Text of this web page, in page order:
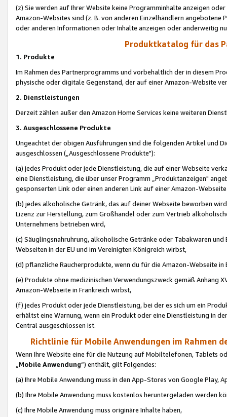
(z) Sie werden auf Ihrer Website keine Programminhalte anzeigen
Amazon-Websites sind (z. B. von anderen Einzelhändlern
oder anderen Informationen oder Inhalte anzeigen oder anderweitig
Produktkatalog für das
1. Produkte
Im Rahmen des Partnerprogramms und vorbehaltlich der in diesem
physische oder digitale Gegenstand, der auf einer Amazon-Website
2. Dienstleistungen
Derzeit zählen außer den Amazon Home Services keine weiteren
3. Ausgeschlossene Produkte
Ungeachtet der obigen Ausführungen sind die folgenden Artikel und
ausgeschlossen („Ausgeschlossene Produkte"):
(a) jedes Produkt oder jede Dienstleistung, die auf einer Webseite
eine Dienstleistung, die über unser Programm „Produktanzeigen"
gesponserten Link oder einen anderen Link auf einer Amazon-
(b) jedes alkoholische Getränk, das auf deiner Webseite beworben
Lizenz zur Herstellung, zum Großhandel oder zum Vertrieb
Unternehmens betrieben wird,
(c) Säuglingsnahruhrung, alkoholische Getränke oder Tabakwaren
Webseiten in der EU und im Vereinigten Königreich wirbst,
(d) pflanzliche Raucherprodukte, wenn du für die Amazon-Webseite in
(e) Produkte ohne medizinischen Verwendungszweck gemäß Anhang
Amazon-Webseite in Frankreich wirbst,
(f) jedes Produkt oder jede Dienstleistung, bei der es sich um ein
erhältst eine Warnung, wenn ein Produkt oder eine Dienstleistung in
Central ausgeschlossen ist.
Richtlinie für Mobile Anwendungen im Rahmen
Wenn Ihre Website eine für die Nutzung auf Mobiltelefonen, Tablets
„Mobile Anwendung“) enthält, gilt Folgendes:
(a) Ihre Mobile Anwendung muss in den App-Stores von Google Play,
(b) Ihre Mobile Anwendung muss kostenlos heruntergeladen werden
(c) Ihre Mobile Anwendung muss originäre Inhalte haben,